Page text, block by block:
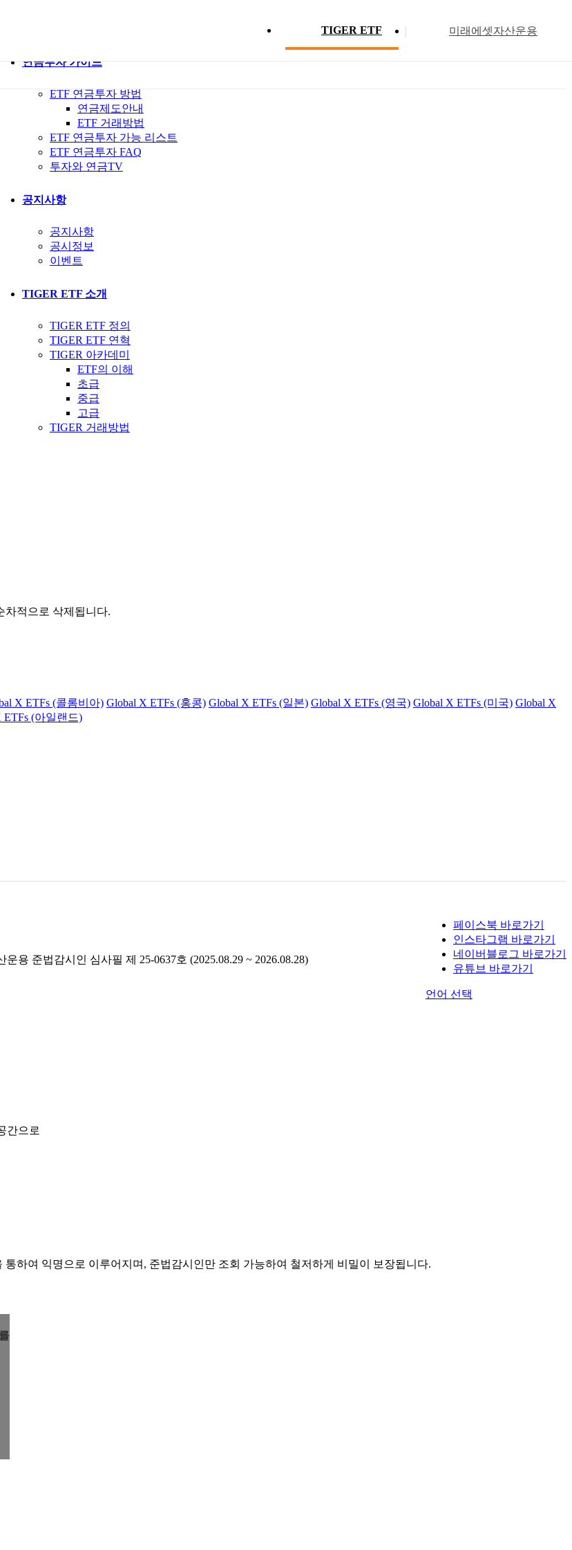
TIGER ETF 미래에셋자산운용
연금투자 가이드
ETF 연금투자 방법
연금제도안내
ETF 거래방법
ETF 연금투자 가능 리스트
ETF 연금투자 FAQ
투자와 연금TV
공지사항
공지사항
공시정보
이벤트
TIGER ETF 소개
TIGER ETF 정의
TIGER ETF 연혁
TIGER 아카데미
ETF의 이해
초급
중급
고급
TIGER 거래방법
ETF 분배금 현황
차적으로 삭제됩니다.
X ETFs (콜롬비아) Global X ETFs (홍콩) Global X ETFs (일본) Global X ETFs (영국) Global X ETFs (미국) Global X
ETFs (아일랜드)
운용 준법감시인 심사필 제 25-0637호 (2025.08.29 ~ 2026.08.28)
페이스북 바로가기
인스타그램 바로가기
네이버블로그 바로가기
유튜브 바로가기
언어 선택
간으로
하여 익명으로 이루어지며, 준법감시인만 조회 가능하여 철저하게 비밀이 보장됩니다.